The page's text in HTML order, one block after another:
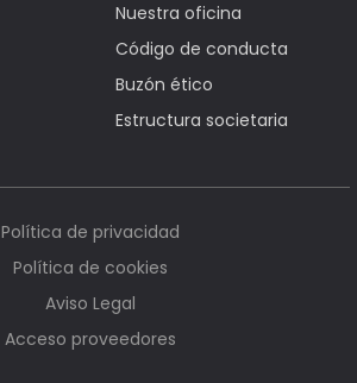
Nuestra oficina
Código de conducta
Buzón ético
Estructura societaria
Política de privacidad
Política de cookies
Aviso Legal
Acceso proveedores